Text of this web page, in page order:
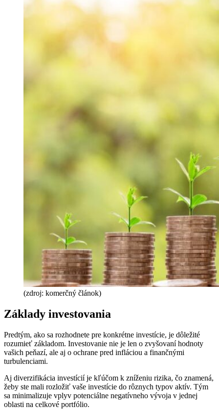
(zdroj: komerčný článok)
Základy investovania
Predtým, ako sa rozhodnete pre konkrétne investície, je dôležité
rozumieť základom. Investovanie nie je len o zvyšovaní hodnoty
vašich peňazí, ale aj o ochrane pred infláciou a finančnými
turbulenciami.
Aj diverzifikácia investícií je kľúčom k zníženiu rizika, čo znamená,
žeby ste mali rozložiť vaše investície do rôznych typov aktív. Tým
sa minimalizuje vplyv potenciálne negatívneho vývoja v jednej
oblasti na celkové portfólio.